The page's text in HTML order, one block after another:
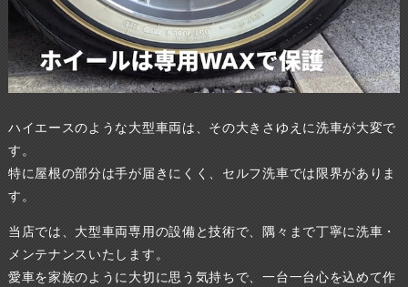
ハイエースのような大型車両は、その大きさゆえに洗車が大変で
す。
特に屋根の部分は手が届きにくく、セルフ洗車では限界がありま
す。
当店では、大型車両専用の設備と技術で、隅々まで丁寧に洗車・
メンテナンスいたします。
愛車を家族のように大切に思う気持ちで、一台一台心を込めて作